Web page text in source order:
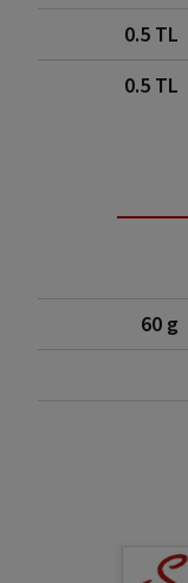
0.5 TL
0.5 TL
60 g